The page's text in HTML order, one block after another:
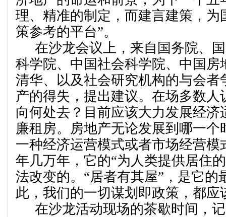
理、精准的制定，而建言建策，为
策参考的平台”。
在沙龙会议上，来自国务院、
科学院、中国社会科学院、中国房
清华、以及社会研究机构的与会者
产的得失，提出建议。在场多数人
向何处去？目前应该大力发展经济
廉租 房。房地产无论发展到哪一个
一种经济运营模式或者市场经营模
年几万年，它的“为人类提供居住
法改变的。“居者有其屋”，是它的
此，我们的一切谋划即政策，都应
在沙龙活动现场的茶歇时间，